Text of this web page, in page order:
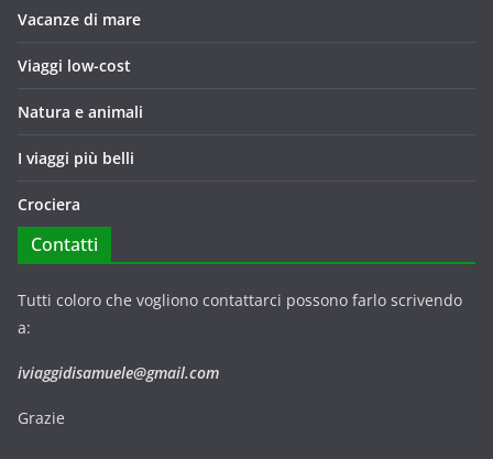
Vacanze di mare
Viaggi low-cost
Natura e animali
I viaggi più belli
Crociera
Contatti
Tutti coloro che vogliono contattarci possono farlo scrivendo
a:
iviaggidisamuele@gmail.com
Grazie